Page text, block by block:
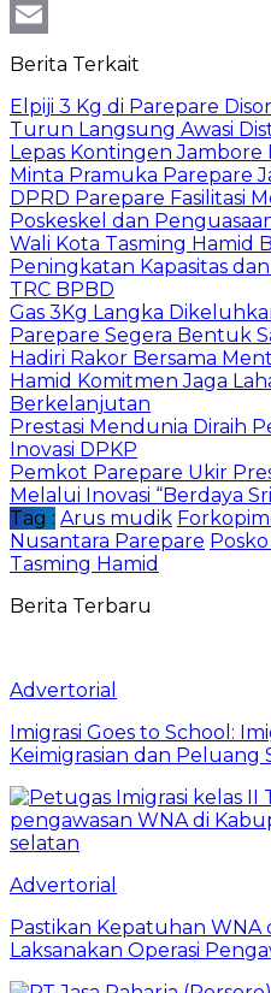
WhatsApp
Email
Berita Terkait
Elpiji 3 Kg di Parepare
Turun Langsung Awasi
Lepas Kontingen Jambore
Minta Pramuka Parepare
DPRD Parepare Fasilitasi
Poskeskel dan
Wali Kota Tasming Hamid
Peningkatan Kapasitas
TRC BPBD
Gas 3Kg Langka
Parepare Segera Bentuk
Hadiri Rakor Bersama
Hamid Komitmen Jaga
Berkelanjutan
Prestasi Mendunia Diraih
Inovasi DPKP
Pemkot Parepare Ukir
Melalui Inovasi “Berdaya
Tag : Arus mudik
Nusantara Parepare
Tasming Hamid
Berita Terbaru
Advertorial
Imigrasi Goes to School:
Keimigrasian dan Peluang
Advertorial
Pastikan Kepatuhan WNA
Laksanakan Operasi